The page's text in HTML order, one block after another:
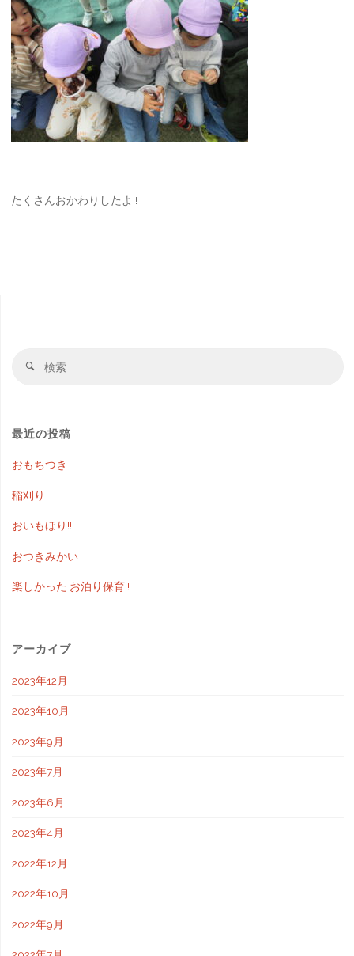
たくさんおかわりしたよ!!
検
最近の投稿
おもちつき
稲刈り
おいもほり!!
おつきみかい
楽しかった お泊り保育!!
アーカイブ
2023年12月
2023年10月
2023年9月
2023年7月
2023年6月
2023年4月
2022年12月
2022年10月
2022年9月